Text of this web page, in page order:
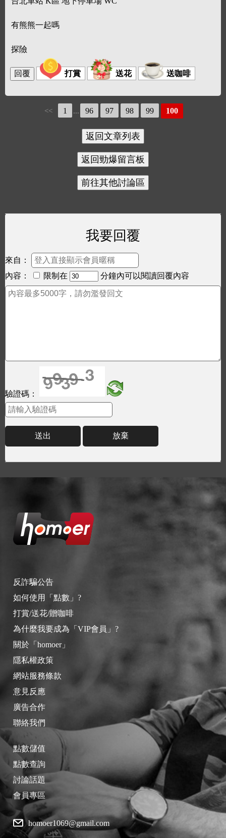
有熊熊一起嗎
探險
打賞 送花 送咖啡
<< 1 ... 96 97 98 99 100
我要回覆
來自：
內容：
限制在 分鐘內可以閱讀回覆內容
驗證碼：
送出 放棄
反詐騙公告
如何使用「點數」?
打賞/送花/贈咖啡
為什麼我要成為「VIP會員」?
關於「homoer」
隱私權政策
網站服務條款
意見反應
廣告合作
聯絡我們
點數儲值
點數查詢
討論話題
會員專區
homoer1069@gmail.com